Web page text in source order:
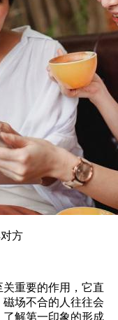
方
重要的作用，它直
场不合的人往往会
解第一印象的形成